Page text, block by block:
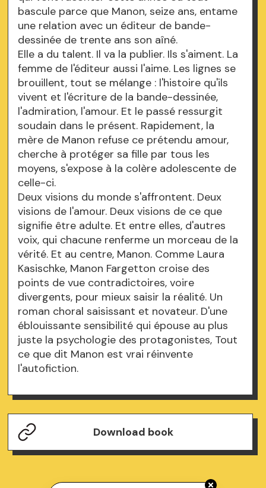
bascule parce que Manon, seize ans, entame
une relation avec un éditeur de bande-
dessinée de trente ans son aîné.
Elle a du talent. Il va la publier. Ils s'aiment. La
femme de l'éditeur aussi l'aime. Les lignes se
brouillent, tout se mélange : l'histoire qu'ils
vivent et l'écriture de la bande-dessinée,
l'admiration, l'amour. Et le passé ressurgit
soudain dans le présent. Rapidement, la
mère de Manon refuse ce prétendu amour,
cherche à protéger sa fille par tous les
moyens, s'expose à la colère adolescente de
celle-ci.
Deux visions du monde s'affrontent. Deux
visions de l'amour. Deux visions de ce que
signifie être adulte. Et entre elles, d'autres
voix, qui chacune renferme un morceau de la
vérité. Et au centre, Manon. Comme Laura
Kasischke, Manon Fargetton croise des
points de vue contradictoires, voire
divergents, pour mieux saisir la réalité. Un
roman choral saisissant et novateur. D'une
éblouissante sensibilité qui épouse au plus
juste la psychologie des protagonistes, Tout
ce que dit Manon est vrai réinvente
l'autofiction.
Download book